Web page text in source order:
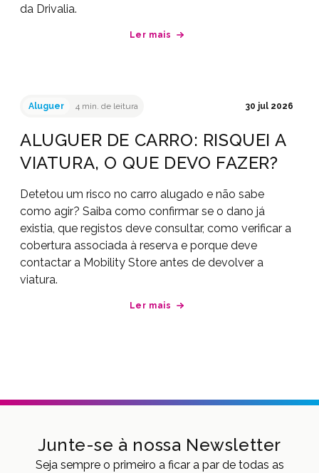
da Drivalia.
Ler mais
Aluguer 4 min. de leitura 30 jul 2026
ALUGUER DE CARRO: RISQUEI A
VIATURA, O QUE DEVO FAZER?
Detetou um risco no carro alugado e não sabe
como agir? Saiba como confirmar se o dano já
existia, que registos deve consultar, como verificar a
cobertura associada à reserva e porque deve
contactar a Mobility Store antes de devolver a
viatura.
Ler mais
Junte-se à nossa Newsletter
Seja sempre o primeiro a ficar a par de todas as